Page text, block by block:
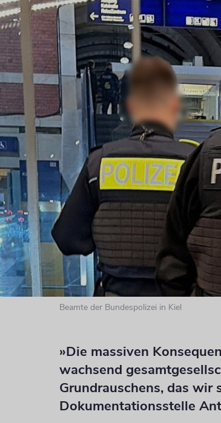
Beamte der Bundespolizei in Kiel
»Die massiven
wachsend
Grundrauschens, das wir
Dokumentationsstelle